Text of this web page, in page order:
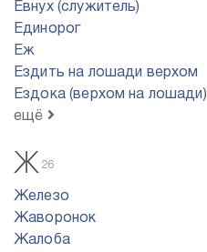
Евнух (служитель)
Единорог
Еж
Ездить на лошади верхом
Ездока (верхом на лошади)
ещё
Ж 26
Железо
Жаворонок
Жалоба